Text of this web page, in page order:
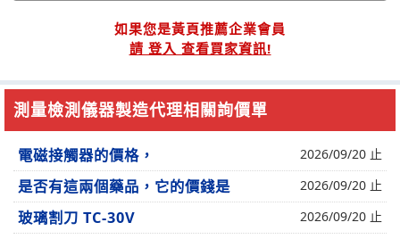
如果您是黃頁推薦企業會員
請 登入 查看買家資訊!
測量檢測儀器製造代理相關詢價單
電磁接觸器的價格， 2026/09/20 止
是否有這兩個藥品，它的價錢是 2026/09/20 止
玻璃割刀 TC-30V 2026/09/20 止